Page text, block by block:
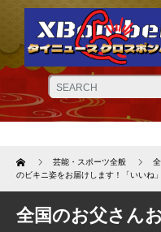
Home 芸能・スポーツ全般
のビキニ姿をお届けします！「いいね
全国のお父さん